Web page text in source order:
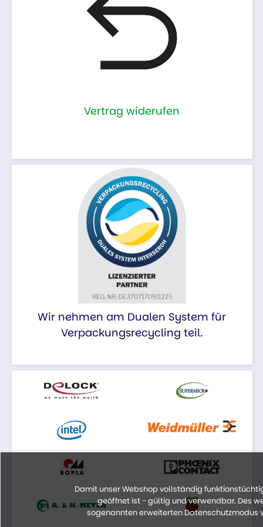
Vertrag widerufen
Wir nehmen am Dualen System für
Verpackungsrecycling teil.
Damit unser Webshop vollständig
geöffnet ist - gültig und verwendbar. Des
sogenannten erweiterten Datenschutzmodus